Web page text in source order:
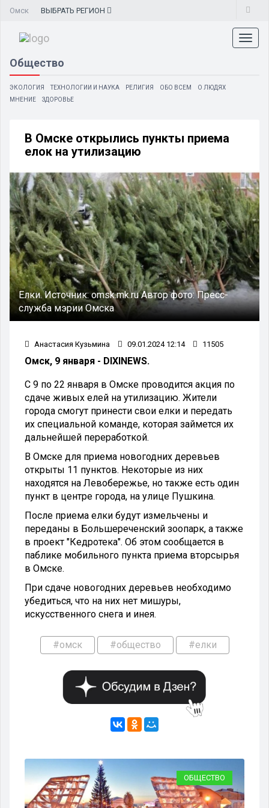
Омск ВЫБРАТЬ РЕГИОН
Общество
ЭКОЛОГИЯ ТЕХНОЛОГИИ И НАУКА РЕЛИГИЯ ОБО ВСЕМ
О ЛЮДЯХ
МНЕНИЕ
ЗДОРОВЬЕ
В Омске открылись пункты приема
елок на утилизацию
Елки.Источник:omsk.mk.ruАвтор фото:Пресс-
служба мэрии Омска
Анастасия Кузьмина 09.01.2024 12:14 11505
Омск, 9 января - DIXINEWS.
С 9 по 22 января в Омске проводится акция по
сдаче живых елей на утилизацию. Жители
города смогут принести свои елки и передать
их специальной команде, которая займется их
дальнейшей переработкой.
В Омске для приема новогодних деревьев
открыты 11 пунктов. Некоторые из них
находятся на Левобережье, но также есть один
пункт в центре города, на улице Пушкина.
После приема елки будут измельчены и
переданы в Большереченский зоопарк, а также
в проект "Кедротека". Об этом сообщается в
паблике мобильного пункта приема вторсырья
в Омске.
При сдаче новогодних деревьев необходимо
убедиться, что на них нет мишуры,
искусственного снега и инея.
#омск #общество #елки
ОБЩЕСТВО